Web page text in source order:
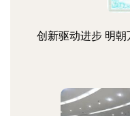
创新驱动进步 明